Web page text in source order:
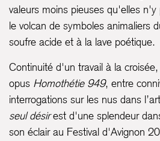
valeurs moins pieuses qu'elles
le volcan de symboles animaliers
soufre acide et à la lave poétique.
Continuité d'un travail à la
opus Homothétie 949, entre
interrogations sur les nus dans
seul désirest d'une splendeur
son éclair au Festival d'Avignon